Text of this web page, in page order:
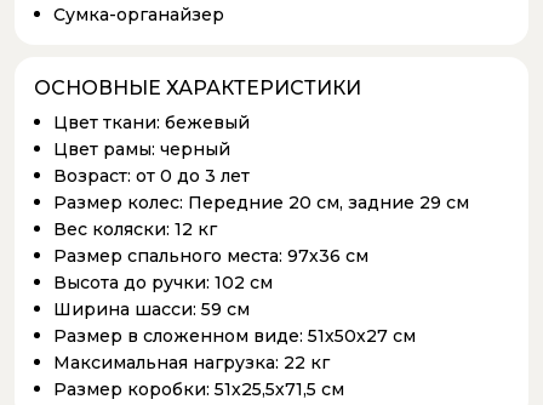
Сумка-органайзер
ОСНОВНЫЕ ХАРАКТЕРИСТИКИ
Цвет ткани: бежевый
Цвет рамы: черный
Возраст: от 0 до 3 лет
Размер колес: Передние 20 см, задние 29 см
Вес коляски: 12 кг
Размер спального места: 97х36 см
Высота до ручки: 102 см
Ширина шасси: 59 см
Размер в сложенном виде: 51х50х27 см
Максимальная нагрузка: 22 кг
Размер коробки: 51х25,5х71,5 см